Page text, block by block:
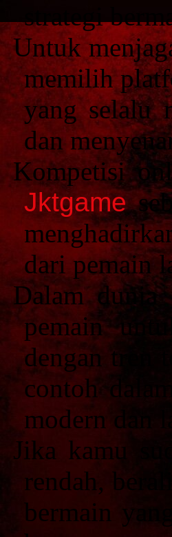
strategi
Untuk
memilih
yang selalu
dan
Kompetisi
Jktgame
dari pemain
Dalam dunia
pemain
dengan tren
contoh
modern dan
Jika kamu
rendah,
bermain